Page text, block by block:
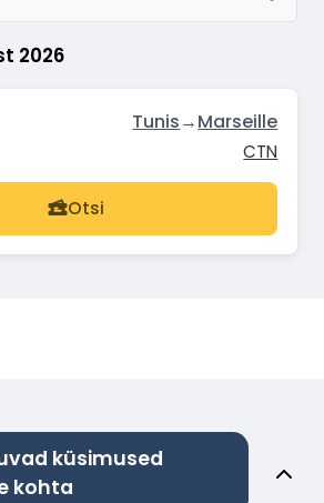
2026
Tunis→Marseille
CTN
Otsi
küsimused
kohta